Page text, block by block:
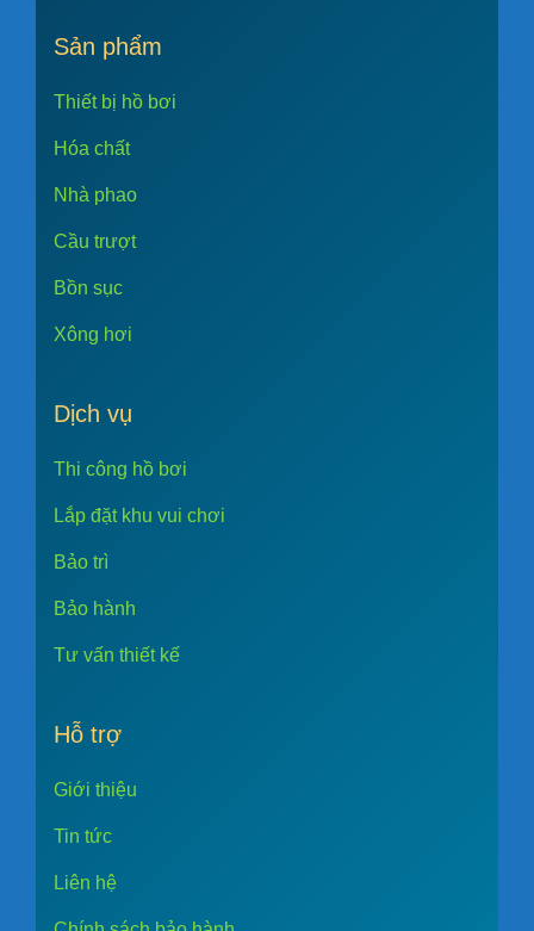
Sản phẩm
Thiết bị hồ bơi
Hóa chất
Nhà phao
Cầu trượt
Bồn sục
Xông hơi
Dịch vụ
Thi công hồ bơi
Lắp đặt khu vui chơi
Bảo trì
Bảo hành
Tư vấn thiết kế
Hỗ trợ
Giới thiệu
Tin tức
Liên hệ